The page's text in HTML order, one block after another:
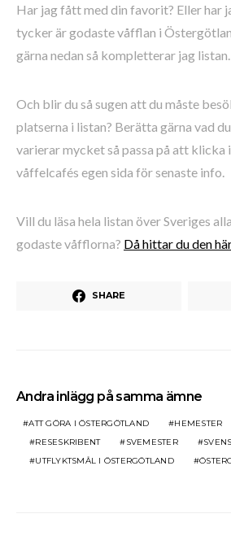
Har jag fått med din favorit? Eller har
tycker är godaste våfflan i
gärna nedan så kompletterar jag listan.
Och blir du så sugen att du måste
platserna i listan? Berätta gärna vad
varierar mycket så passa på att klicka
våffelcafés egen sida för senaste info.
Vill du läsa hela listan över Sveriges
godaste våfflorna? Då hittar du den här
SHARE
Andra inlägg på samma ämne
ATT GÖRA I ÖSTERGÖTLAND HEMESTER
RESESKRIBENT
SVEMESTER
UTFLYKTSMÅL I ÖSTERGÖTLAND